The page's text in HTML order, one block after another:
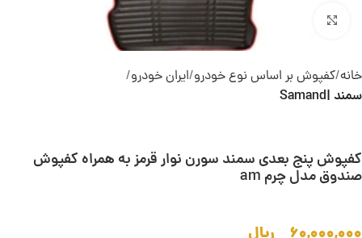
بزرگنمایی تصویر
خانه کفپوش بر اساس نوع خودرو ایران خودرو
سمند |Samand
کفپوش پنج بعدی سمند سورن نوار قرمز به همراه کفپوش
صندوق مدل چرم am